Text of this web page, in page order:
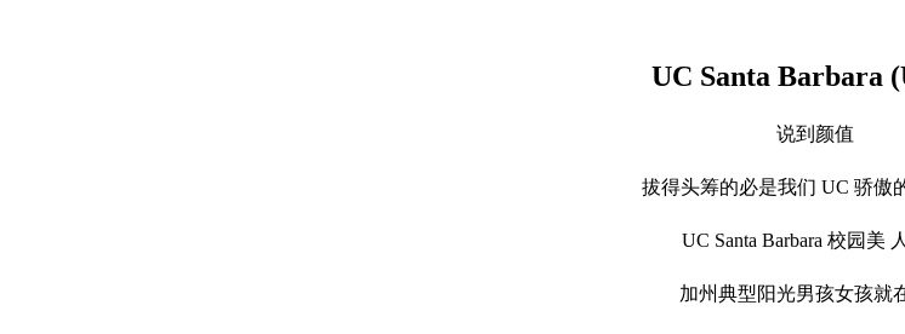
UC Santa Barbara
说到颜值
拔得头筹的必是我们 UC 骄傲
UC Santa Barbara 校园美
加州典型阳光男孩女孩就